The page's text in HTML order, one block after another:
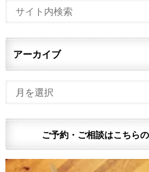
アーカイブ
ご予約・ご相談はこちら